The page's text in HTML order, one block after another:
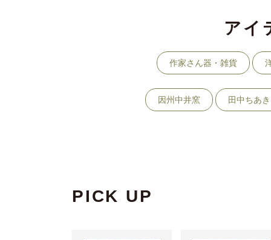
アイ
作家さん器・雑貨
因州中井窯 田中ちあき
PICK UP